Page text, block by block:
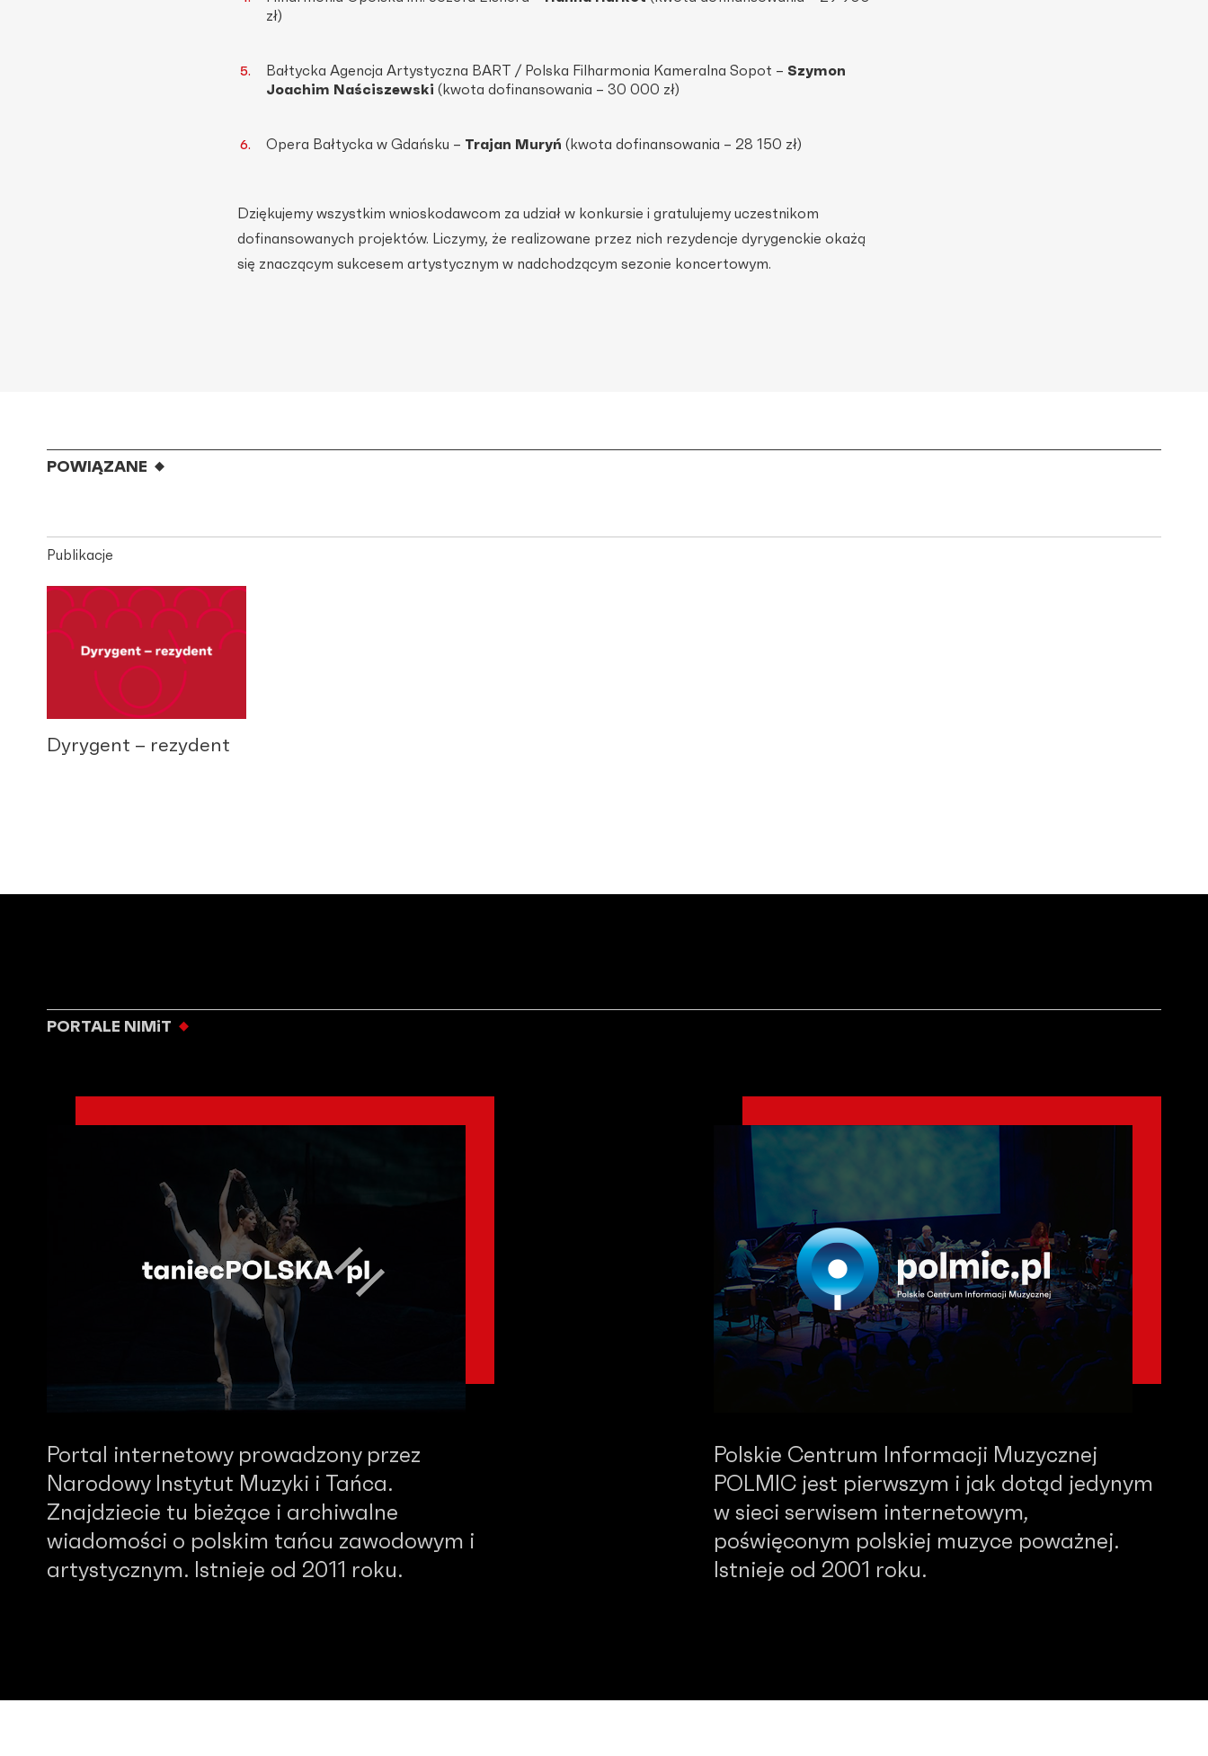
zł)
Bałtycka Agencja Artystyczna BART / Polska Filharmonia Kameralna Sopot – Szymon
Joachim Naściszewski (kwota dofinansowania – 30 000 zł)
Opera Bałtycka w Gdańsku – Trajan Muryń (kwota dofinansowania – 28 150 zł)
Dziękujemy wszystkim wnioskodawcom za udział w konkursie i gratulujemy uczestnikom
dofinansowanych projektów. Liczymy, że realizowane przez nich rezydencje dyrygenckie okażą
się znaczącym sukcesem artystycznym w nadchodzącym sezonie koncertowym.
POWIĄZANE
Publikacje
Dyrygent – rezydent
PORTALE NIMiT
Portal internetowy prowadzony przez
Narodowy Instytut Muzyki i Tańca.
Znajdziecie tu bieżące i archiwalne
wiadomości o polskim tańcu zawodowym i
artystycznym. Istnieje od 2011 roku.
Polskie Centrum Informacji Muzycznej
POLMIC jest pierwszym i jak dotąd jedynym
w sieci serwisem internetowym,
poświęconym polskiej muzyce poważnej.
Istnieje od 2001 roku.